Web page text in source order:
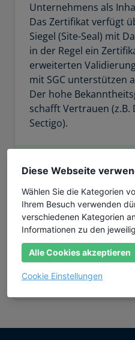
Unternehmens als
Das Zertifikat verfügt
Siegel (Site-Seal) mit
in der Regel ein
erweiterten
mit SGC unterstützen
Der hohe
schafft Vertrauen (z.B.
Sectigo).
Organisation-Check
Domain-Check
Maximale Akzeptanz
256Bit Verschlüsselung
Weiter zu Schritt 2
Diese Webseite
Wählen Sie die Kategorien
Ihrem Besuch verwenden
verschiedenen Kategorien
Informationen zu den
Alle Cookies akzeptieren
Cookie Einstellungen